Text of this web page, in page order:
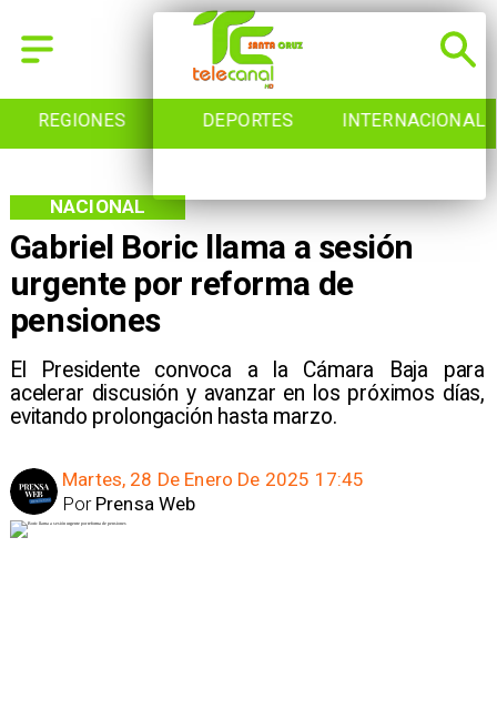
REGIONES DEPORTES INTERNACIONAL
Gabriel Boric llama a sesión
urgente por reforma de
pensiones
El Presidente convoca a la Cámara Baja para
acelerar discusión y avanzar en los próximos días,
evitando prolongación hasta marzo.
NACIONAL
Martes, 28 De Enero De 2025 17:45
Prensa Web
Por